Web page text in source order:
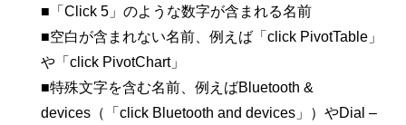
■「Click 5」のような数字が含まれる名前
■空白が含まれない名前、例えば「click PivotTable」
や「click PivotChart」
■特殊文字を含む名前、例えばBluetooth &
devices（「click Bluetooth and devices」）やDial –